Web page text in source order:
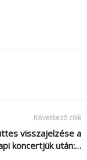
Következő cikk
visszajelzése a
koncertjük után:…